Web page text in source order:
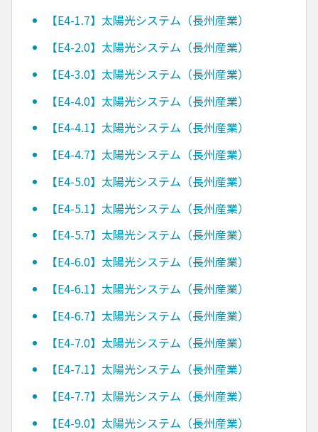
【E4-1.7】太陽光システム（長州産業）
【E4-2.0】太陽光システム（長州産業）
【E4-3.0】太陽光システム（長州産業）
【E4-4.0】太陽光システム（長州産業）
【E4-4.1】太陽光システム（長州産業）
【E4-4.7】太陽光システム（長州産業）
【E4-5.0】太陽光システム（長州産業）
【E4-5.1】太陽光システム（長州産業）
【E4-5.7】太陽光システム（長州産業）
【E4-6.0】太陽光システム（長州産業）
【E4-6.1】太陽光システム（長州産業）
【E4-6.7】太陽光システム（長州産業）
【E4-7.0】太陽光システム（長州産業）
【E4-7.1】太陽光システム（長州産業）
【E4-7.7】太陽光システム（長州産業）
【E4-9.0】太陽光システム（長州産業）